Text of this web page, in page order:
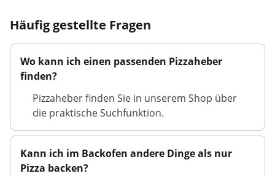
Häufig gestellte Fragen
Wo kann ich einen passenden Pizzaheber
finden?
Pizzaheber finden Sie in unserem Shop über
die praktische Suchfunktion.
Kann ich im Backofen andere Dinge als nur
Pizza backen?